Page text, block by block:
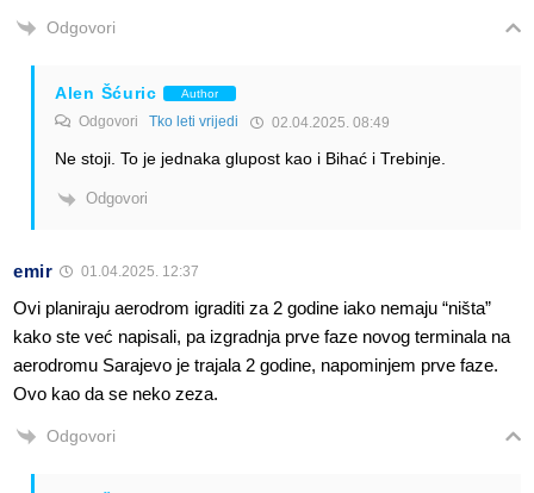
Odgovori
Alen Šćuric Author
Odgovori Tko leti vrijedi 02.04.2025. 08:49
Ne stoji. To je jednaka glupost kao i Bihać i Trebinje.
Odgovori
emir 01.04.2025. 12:37
Ovi planiraju aerodrom igraditi za 2 godine iako nemaju “ništa”
kako ste već napisali, pa izgradnja prve faze novog terminala na
aerodromu Sarajevo je trajala 2 godine, napominjem prve faze.
Ovo kao da se neko zeza.
Odgovori